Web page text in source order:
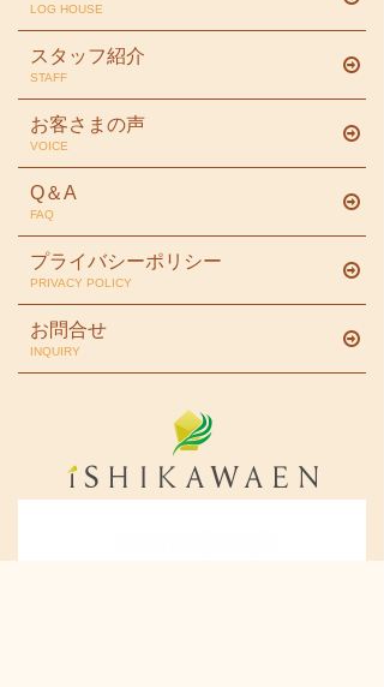
LOG HOUSE
スタッフ紹介
STAFF
お客さまの声
VOICE
Q＆A
FAQ
プライバシーポリシー
PRIVACY POLICY
お問合せ
INQUIRY